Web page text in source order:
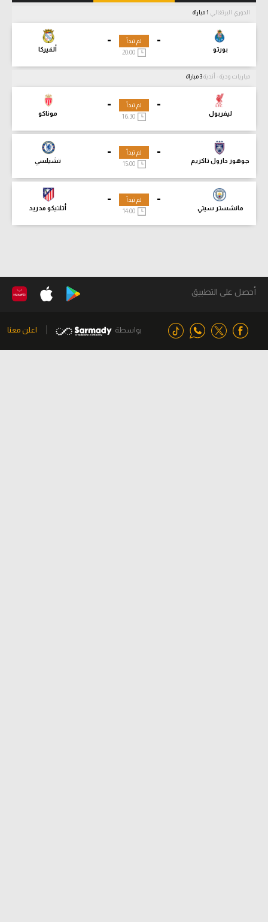
الدوري البرتغالي
-
بورتو
-
ألفيركا
لم تبدأ
مباريات ودية - أندية
-
ليفربول
-
موناكو
لم تبدأ
-
جوهور دارول تاكزيم
-
تشيلسي
لم تبدأ
15:00
-
مانشستر سيتي
-
أتلتيكو مدريد
لم تبدأ
14:00
أحصل على التطبيق
بواسطة اعلن معنا